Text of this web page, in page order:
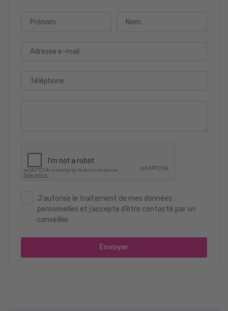
Prénom Nom
Adresse e-mail
Téléphone
J'autorise le traitement de mes données
personnelles et j’accepte d’être contacté par un
conseiller.
Envoyer